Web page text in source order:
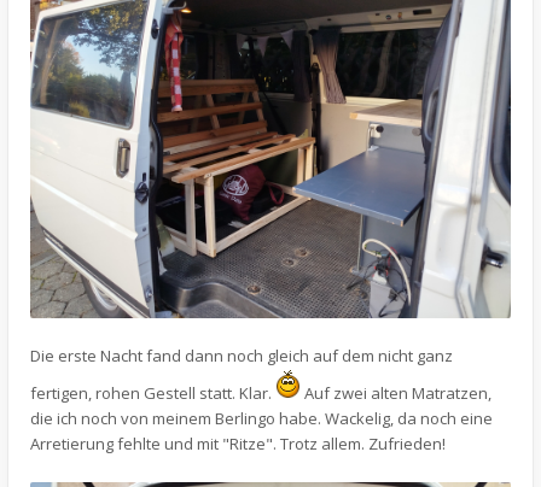
Die erste Nacht fand dann noch gleich auf dem nicht ganz
fertigen, rohen Gestell statt. Klar.
Auf zwei alten Matratzen,
die ich noch von meinem Berlingo habe. Wackelig, da noch eine
Arretierung fehlte und mit "Ritze". Trotz allem. Zufrieden!